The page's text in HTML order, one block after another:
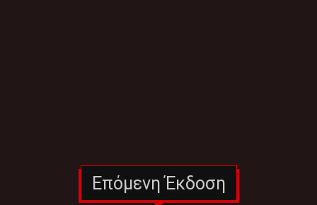
Επόμενη Έκδοση